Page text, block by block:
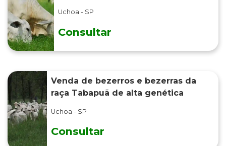
Uchoa - SP
Consultar
Venda de bezerros e bezerras da
raça Tabapuã de alta genética
Uchoa - SP
Consultar